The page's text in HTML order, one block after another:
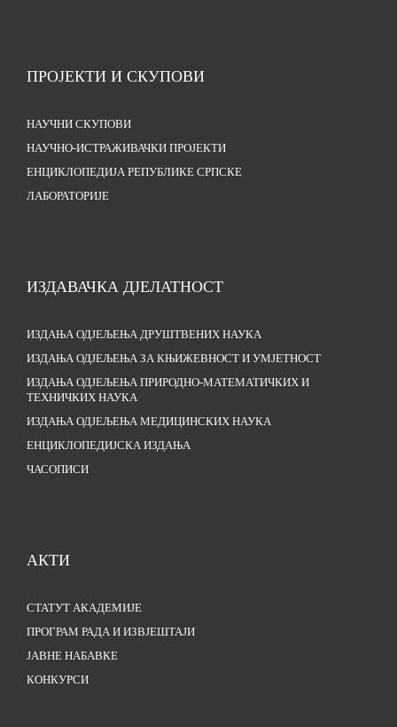
ПРОЈЕКТИ И СКУПОВИ
НАУЧНИ СКУПОВИ
НАУЧНО-ИСТРАЖИВАЧКИ ПРОЈЕКТИ
ЕНЦИКЛОПЕДИЈА РЕПУБЛИКЕ СРПСКЕ
ЛАБОРАТОРИЈЕ
ИЗДАВАЧКА ДЈЕЛАТНОСТ
ИЗДАЊА ОДЈЕЉЕЊА ДРУШТВЕНИХ НАУКА
ИЗДАЊА ОДЈЕЉЕЊА ЗА КЊИЖЕВНОСТ И УМЈЕТНОСТ
ИЗДАЊА ОДЈЕЉЕЊА ПРИРОДНО-МАТЕМАТИЧКИХ И
ТЕХНИЧКИХ НАУКА
ИЗДАЊА ОДЈЕЉЕЊА МЕДИЦИНСКИХ НАУКА
ЕНЦИКЛОПЕДИЈСКА ИЗДАЊА
ЧАСОПИСИ
АКТИ
СТАТУТ АКАДЕМИЈЕ
ПРОГРАМ РАДА И ИЗВЈЕШТАЈИ
ЈАВНЕ НАБАВКЕ
КОНКУРСИ